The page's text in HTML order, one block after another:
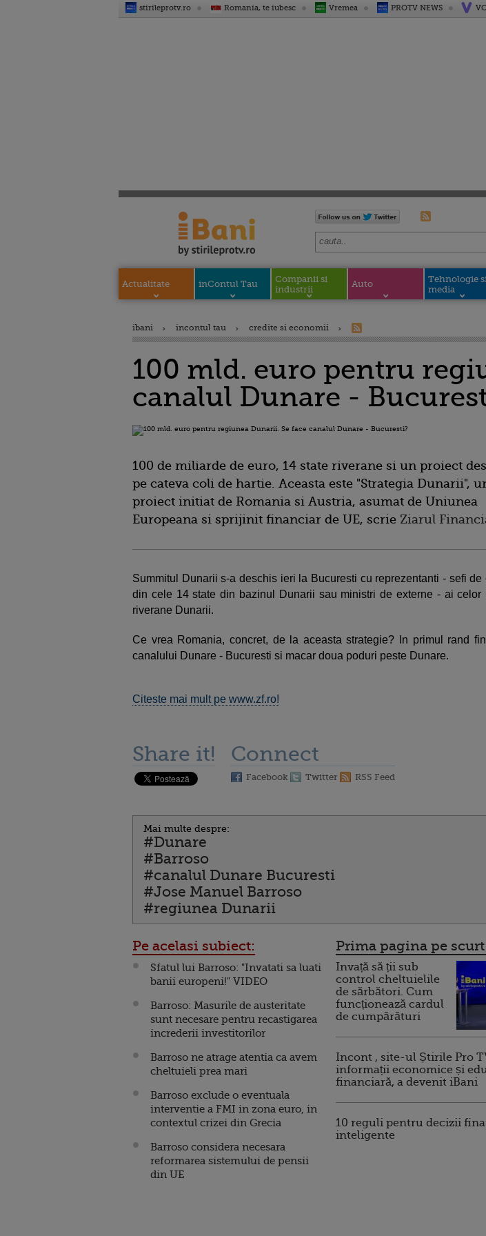
stirileprotv.ro Romania, te iubesc Vremea PROTV NEWS
Actualitate inContul Tau
Companii si
industrii
Auto
Tehnologie
media
ibani incontul tau credite si economii
100 mld. euro pentru
canalul Dunare -
100 de miliarde de euro, 14 state riverane si un proiect
pe cateva coli de hartie. Aceasta este "Strategia Dunarii",
proiect initiat de Romania si Austria, asumat de Uniunea
Europeana si sprijinit financiar de UE, scrie Ziarul
Summitul Dunarii s-a deschis ieri la Bucuresti cu reprezentanti - sefi de
din cele 14 state din bazinul Dunarii sau ministri de externe - ai celor
riverane Dunarii.
Ce vrea Romania, concret, de la aceasta strategie? In primul rand
canalului Dunare - Bucuresti si macar doua poduri peste Dunare.
Citeste mai mult pe www.zf.ro!
Share it! Connect
Facebook Twitter RSS Feed
Mai multe despre:
#Dunare
#Barroso
#canalul Dunare Bucuresti
#Jose Manuel Barroso
#regiunea Dunarii
Pe acelasi subiect:
Sfatul lui Barroso: "Invatati sa luati
banii europeni!" VIDEO
Barroso: Masurile de austeritate
sunt necesare pentru recastigarea
increderii investitorilor
Barroso ne atrage atentia ca avem
cheltuieli prea mari
Barroso exclude o eventuala
interventie a FMI in zona euro, in
contextul crizei din Grecia
Barroso considera necesara
reformarea sistemului de pensii
din UE
Prima pagina pe
Invață să ții sub
control cheltuielile
de sărbători. Cum
funcționează cardul
de cumpărături
Incont , site-ul Știrile Pro
informații economice și
financiară, a devenit iBani
10 reguli pentru decizii
inteligente